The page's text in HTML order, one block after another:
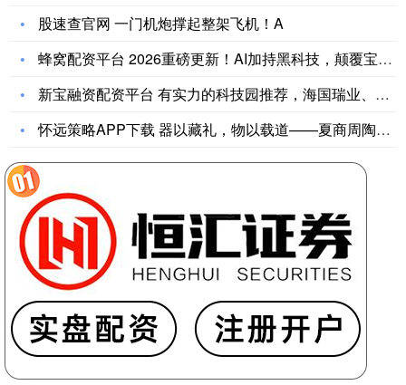
股速查官网 一门机炮撑起整架飞机！A
蜂窝配资平台 2026重磅更新！AI加持黑科技，颠覆宝妈群体
新宝融资配资平台 有实力的科技园推荐，海国瑞业、东升学北园、
怀远策略APP下载 器以藏礼，物以载道——夏商周陶瓷转型背后